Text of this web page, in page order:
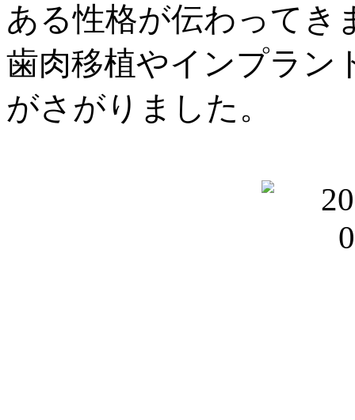
ある性格が伝わってき
歯肉移植やインプラン
がさがりました。